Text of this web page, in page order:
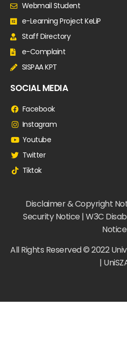
Webmail Student
e-Learning Project KeLiP
Staff Directory
e-Complaint
SISPAA KPT
SOCIAL MEDIA
Facebook
Instagram
Youtube
Twitter
Tiktok
Disclaimer & Copyright
Security Notice | W3C
Notice
All Rights Reserved © 2022
|